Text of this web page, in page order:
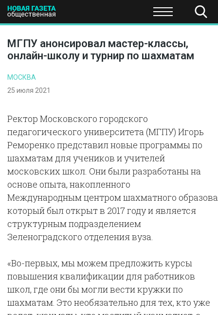
ПОЛИТИКА ЭКОНОМИКА НАУКА И
МГПУ анонсировал мастер-классы,
онлайн-школу и турнир по шахматам
МОСКВА
25 июля 2021
Ректор Московского городского
педагогического университета (МГПУ) Игорь
Реморенко представил новые программы по
шахматам для учеников и учителей
московских школ. Они были разработаны на
основе опыта, накопленного
Международным центром шахматного
который был открыт в 2017 году и является
структурным подразделением
Зеленоградского отделения вуза.
«Во-первых, мы можем предложить курсы
повышения квалификации для работников
школ, где они бы могли вести кружки по
шахматам. Это необязательно для тех, кто уже